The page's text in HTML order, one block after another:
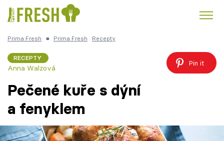
Česká kuchyně
Témata
Prima Fresh ■ Prima Fresh Recepty
RECEPTY
Anna Walzová
Pin it
Pečené kuře s dýní
a fenyklem